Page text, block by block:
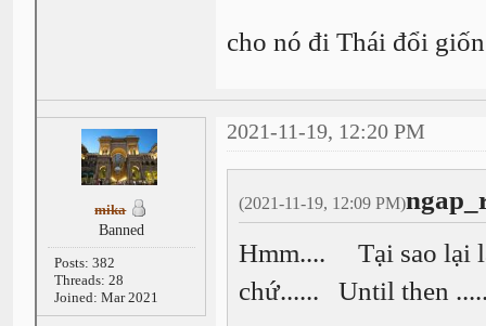
cho nó đi Thái đổi
mika
Banned
Posts: 382
Threads: 28
Joined: Mar 2021
2021-11-19, 12:20 PM
(2021-11-19, 12:09 PM)
Hmm.... Tại sao lại
chứ...... Until then